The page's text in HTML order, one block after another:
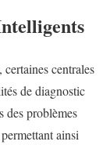
centrales
de diagnostic
des problèmes
ainsi